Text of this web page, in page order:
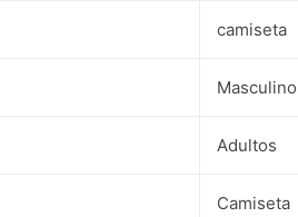
camiseta
Masculino
Adultos
Camiseta